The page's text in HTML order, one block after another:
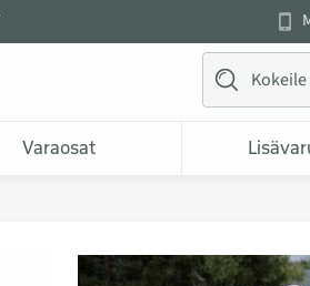
Varaosat